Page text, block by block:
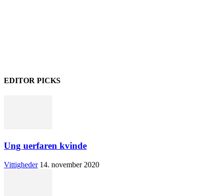
EDITOR PICKS
Ung uerfaren kvinde
Vittigheder 14. november 2020